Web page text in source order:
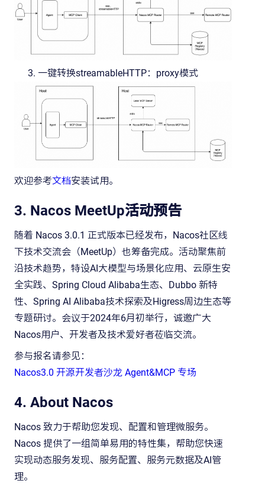
一键转换streamableHTTP：proxy模式
欢迎参考文档安装试用。
3. Nacos MeetUp活动预告
随着 Nacos 3.0.1 正式版本已经发布，Nacos社区线
下技术交流会（MeetUp）也筹备完成。活动聚焦前
沿技术趋势，特设AI大模型与场景化应用、云原生安
全实践、Spring Cloud Alibaba生态、Dubbo 新特
性、Spring AI Alibaba技术探索及Higress周边生态等
专题研讨。会议于2024年6月初举行，诚邀广大
Nacos用户、开发者及技术爱好者莅临交流。
参与报名请参见：
Nacos3.0 开源开发者沙龙 Agent&MCP 专场
4. About Nacos
Nacos 致力于帮助您发现、配置和管理微服务。
Nacos 提供了一组简单易用的特性集，帮助您快速
实现动态服务发现、服务配置、服务元数据及AI管
理。